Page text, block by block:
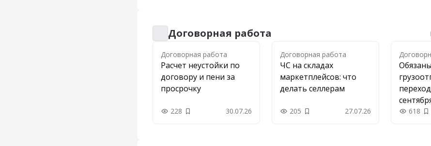
Договорная работа
Договорная работа
Договорная работа
Расчет неустойки по
договору и пени за
просрочку
228 Добавить в закладки
30.07.26
Договорная работа
ЧС на складах
маркетплейсов: что
делать селлерам
205 Добавить в закладки
27.07.26 618